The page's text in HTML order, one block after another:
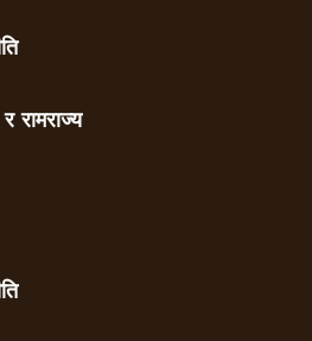
रामराज्य